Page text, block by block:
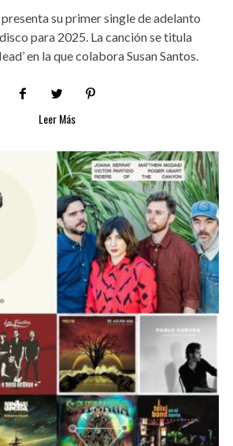
su primer single de adelanto
para 2025. La canción se titula
en la que colabora Susan Santos.
Leer Más